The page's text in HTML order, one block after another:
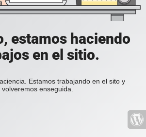
estamos haciendo
en el sitio.
Estamos trabajando en el sito y
volveremos enseguida.